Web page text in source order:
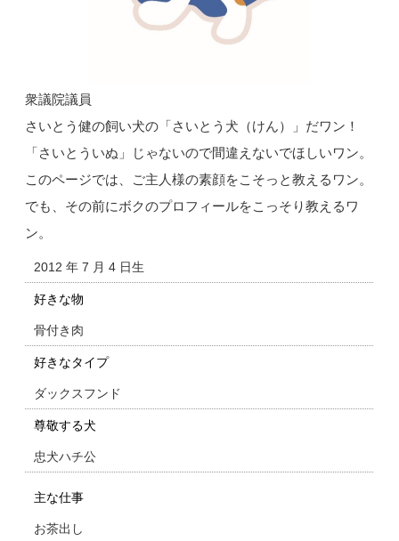
衆議院議員
さいとう健の飼い犬の「さいとう犬（けん）」だワン！
「さいとういぬ」じゃないので間違えないでほしいワン。
このページでは、ご主人様の素顔をこそっと教えるワン。
でも、その前にボクのプロフィールをこっそり教えるワ
ン。
2012 年 7 月 4 日生
好きな物
骨付き肉
好きなタイプ
ダックスフンド
尊敬する犬
忠犬ハチ公
主な仕事
お茶出し